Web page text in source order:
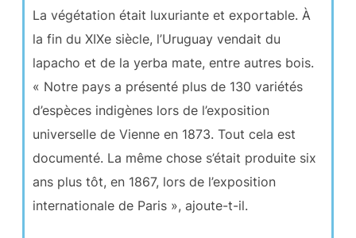
La végétation était luxuriante et exportable. À
la fin du XIXe siècle, l’Uruguay vendait du
lapacho et de la yerba mate, entre autres bois.
« Notre pays a présenté plus de 130 variétés
d’espèces indigènes lors de l’exposition
universelle de Vienne en 1873. Tout cela est
documenté. La même chose s’était produite six
ans plus tôt, en 1867, lors de l’exposition
internationale de Paris », ajoute-t-il.